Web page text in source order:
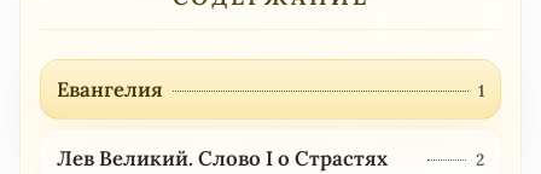
Евангелия 1
Лев Великий. Слово I о Страстях
2